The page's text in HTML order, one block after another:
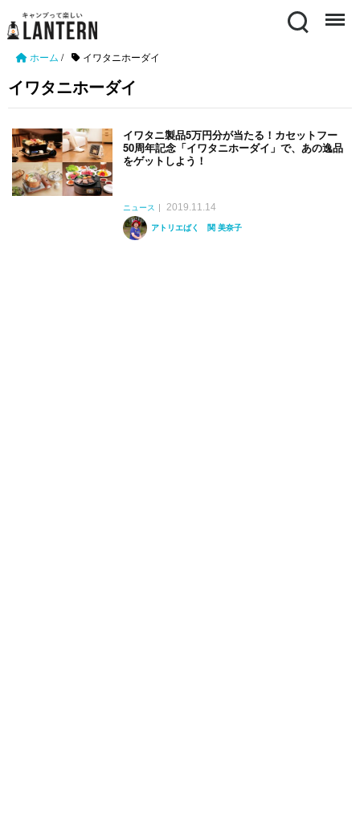
Search Menu
ホーム / イワタニホーダイ
イワタニホーダイ
イワタニ製品5万円分が当たる！カセットフー
50周年記念「イワタニホーダイ」で、あの逸品
をゲットしよう！
ニュース
2019.11.14
アトリエばく 関 美奈子